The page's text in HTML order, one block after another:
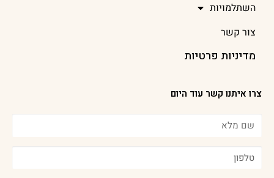
השתלמויות
צור קשר
מדיניות פרטיות
צרו איתנו קשר עוד היום